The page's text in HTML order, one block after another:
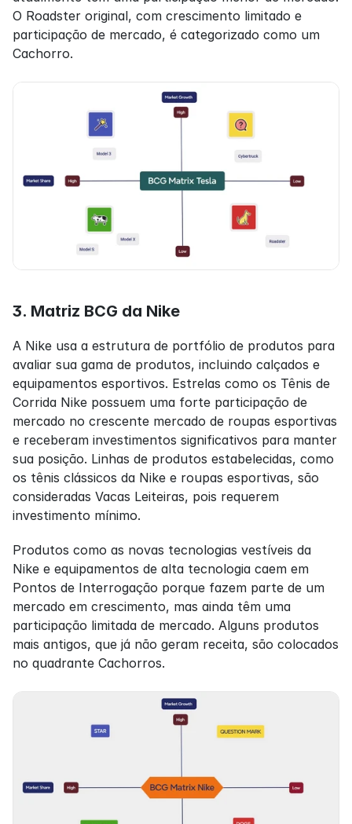
O Roadster original, com crescimento limitado e
participação de mercado, é categorizado como um
Cachorro.
3. Matriz BCG da Nike
A Nike usa a estrutura de portfólio de produtos para
avaliar sua gama de produtos, incluindo calçados e
equipamentos esportivos. Estrelas como os Tênis de
Corrida Nike possuem uma forte participação de
mercado no crescente mercado de roupas esportivas
e receberam investimentos significativos para manter
sua posição. Linhas de produtos estabelecidas, como
os tênis clássicos da Nike e roupas esportivas, são
consideradas Vacas Leiteiras, pois requerem
investimento mínimo.
Produtos como as novas tecnologias vestíveis da
Nike e equipamentos de alta tecnologia caem em
Pontos de Interrogação porque fazem parte de um
mercado em crescimento, mas ainda têm uma
participação limitada de mercado. Alguns produtos
mais antigos, que já não geram receita, são colocados
no quadrante Cachorros.